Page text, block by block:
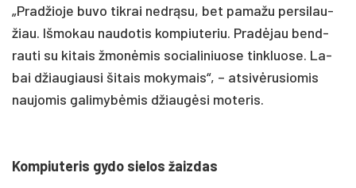
„Prad­žio­je bu­vo tik­rai ne­drąsu, bet pa­ma­žu per­si­lau­
žiau. Iš­mo­kau nau­do­tis kom­piu­te­riu. Pradė­jau bend­
rau­ti su ki­tais žmonė­mis so­cia­li­niuo­se tink­luo­se. La­
bai džiau­giau­si ši­tais mo­ky­mais“, – at­si­vėru­sio­mis
nau­jo­mis ga­li­mybė­mis džiaugė­si mo­te­ris.
Kom­piu­te­ris gy­do sie­los žaiz­das